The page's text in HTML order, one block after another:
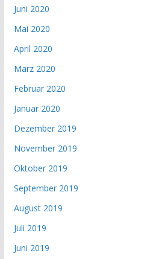
Juni 2020
Mai 2020
April 2020
März 2020
Februar 2020
Januar 2020
Dezember 2019
November 2019
Oktober 2019
September 2019
August 2019
Juli 2019
Juni 2019